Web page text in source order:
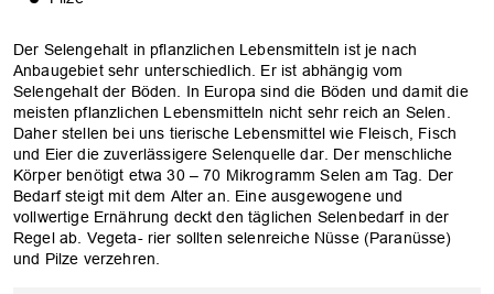
Der Selengehalt in pflanzlichen Lebensmitteln ist je nach
Anbaugebiet sehr unterschiedlich. Er ist abhängig vom
Selengehalt der Böden. In Europa sind die Böden und damit die
meisten pflanzlichen Lebensmitteln nicht sehr reich an Selen.
Daher stellen bei uns tierische Lebensmittel wie Fleisch, Fisch
und Eier die zuverlässigere Selenquelle dar. Der menschliche
Körper benötigt etwa 30 – 70 Mikrogramm Selen am Tag. Der
Bedarf steigt mit dem Alter an. Eine ausgewogene und
vollwertige Ernährung deckt den täglichen Selenbedarf in der
Regel ab. Vegeta- rier sollten selenreiche Nüsse (Paranüsse)
und Pilze verzehren.